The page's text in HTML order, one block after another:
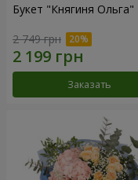
Букет "Княгиня Ольга"
2 749 грн
Заказать